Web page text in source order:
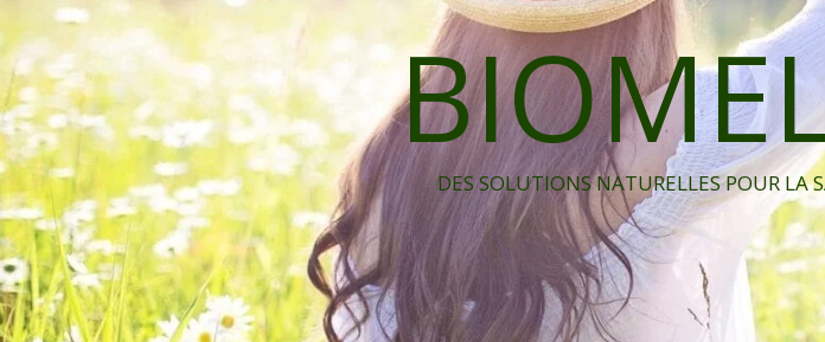
DES SOLUTIONS NATURELLES POUR LA